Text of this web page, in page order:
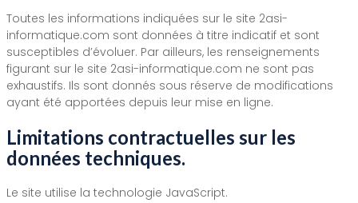
Toutes les informations indiquées sur le site 2asi-
informatique.com sont données à titre indicatif et sont
susceptibles d’évoluer. Par ailleurs, les renseignements
figurant sur le site 2asi-informatique.com ne sont pas
exhaustifs. Ils sont donnés sous réserve de modifications
ayant été apportées depuis leur mise en ligne.
Limitations contractuelles sur les
données techniques.
Le site utilise la technologie JavaScript.